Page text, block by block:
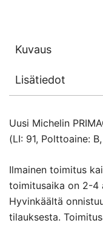
Kuvaus
Lisätiedot
Uusi Michelin
(LI: 91, Polttoaine:
Ilmainen toimitus
toimitusaika on 2-4
Hyvinkäältä
tilauksesta.